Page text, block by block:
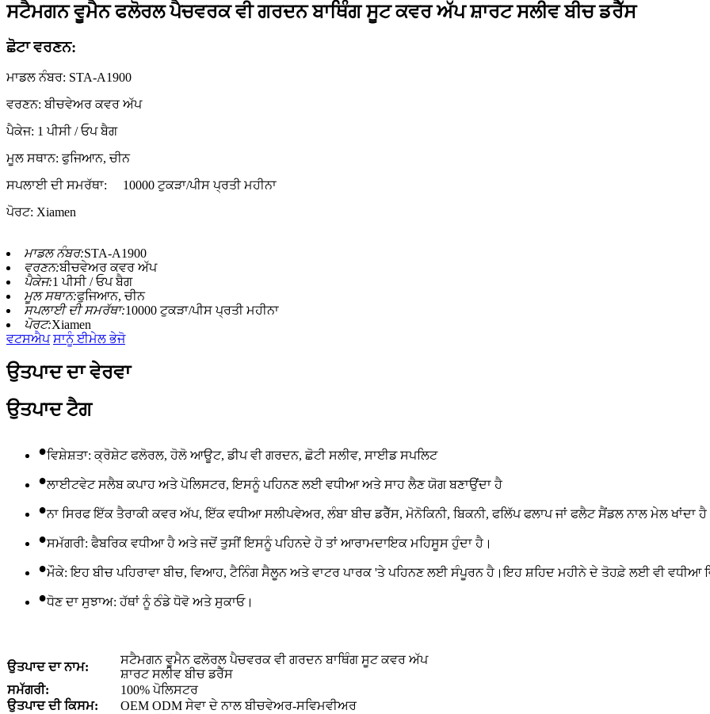
ਸਟੈਮਗਨ ਵੂਮੈਨ ਫਲੋਰਲ ਪੈਚਵਰਕ ਵੀ ਗਰਦਨ ਬਾਥਿੰਗ ਸੂਟ ਕਵਰ ਅੱਪ ਸ਼ਾਰਟ ਸਲੀਵ ਬੀਚ ਡਰੈੱਸ
ਛੋਟਾ ਵਰਣਨ:
ਮਾਡਲ ਨੰਬਰ: STA-A1900
ਵਰਣਨ: ਬੀਚਵੇਅਰ ਕਵਰ ਅੱਪ
ਪੈਕੇਜ: 1 ਪੀਸੀ / ਓਪ ਬੈਗ
ਮੂਲ ਸਥਾਨ: ਫੁਜਿਆਨ, ਚੀਨ
ਸਪਲਾਈ ਦੀ ਸਮਰੱਥਾ:
10000 ਟੁਕੜਾ/ਪੀਸ ਪ੍ਰਤੀ ਮਹੀਨਾ
ਪੋਰਟ: Xiamen
ਮਾਡਲ ਨੰਬਰ:STA-A1900
ਵਰਣਨ:ਬੀਚਵੇਅਰ ਕਵਰ ਅੱਪ
ਪੈਕੇਜ:1 ਪੀਸੀ / ਓਪ ਬੈਗ
ਮੂਲ ਸਥਾਨ:ਫੁਜਿਆਨ, ਚੀਨ
ਸਪਲਾਈ ਦੀ ਸਮਰੱਥਾ:10000 ਟੁਕੜਾ/ਪੀਸ ਪ੍ਰਤੀ ਮਹੀਨਾ
ਪੋਰਟ:Xiamen
ਵਟਸਐਪ ਸਾਨੂੰ ਈਮੇਲ ਭੇਜੋ
ਉਤਪਾਦ ਦਾ ਵੇਰਵਾ
ਉਤਪਾਦ ਟੈਗ
•ਵਿਸ਼ੇਸ਼ਤਾ: ਕ੍ਰੋਸ਼ੇਟ ਫਲੋਰਲ, ਹੋਲੋ ਆਊਟ, ਡੀਪ ਵੀ ਗਰਦਨ, ਛੋਟੀ ਸਲੀਵ, ਸਾਈਡ ਸਪਲਿਟ
•ਲਾਈਟਵੇਟ ਸਲੈਬ ਕਪਾਹ ਅਤੇ ਪੋਲਿਸਟਰ, ਇਸਨੂੰ ਪਹਿਨਣ ਲਈ ਵਧੀਆ ਅਤੇ ਸਾਹ ਲੈਣ ਯੋਗ ਬਣਾਉਂਦਾ ਹੈ
•ਨਾ ਸਿਰਫ ਇੱਕ ਤੈਰਾਕੀ ਕਵਰ ਅੱਪ, ਇੱਕ ਵਧੀਆ ਸਲੀਪਵੇਅਰ, ਲੰਬਾ ਬੀਚ ਡਰੈੱਸ, ਮੋਨੋਕਿਨੀ, ਬਿਕਨੀ, ਫਲਿੱਪ ਫਲਾਪ ਜਾਂ ਫਲੈਟ ਸੈਂਡਲ ਨਾਲ ਮੇਲ ਖਾਂਦਾ
•ਸਮੱਗਰੀ: ਫੈਬਰਿਕ ਵਧੀਆ ਹੈ ਅਤੇ ਜਦੋਂ ਤੁਸੀਂ ਇਸਨੂੰ ਪਹਿਨਦੇ ਹੋ ਤਾਂ ਆਰਾਮਦਾਇਕ ਮਹਿਸੂਸ ਹੁੰਦਾ ਹੈ।
•ਮੌਕੇ: ਇਹ ਬੀਚ ਪਹਿਰਾਵਾ ਬੀਚ, ਵਿਆਹ, ਟੈਨਿੰਗ ਸੈਲੂਨ ਅਤੇ ਵਾਟਰ ਪਾਰਕ 'ਤੇ ਪਹਿਨਣ ਲਈ ਸੰਪੂਰਨ ਹੈ।ਇਹ ਸ਼ਹਿਦ ਮਹੀਨੇ ਦੇ ਤੋਹਫ਼ੇ ਲਈ ਵੀ ਵਧੀਆ
•ਧੋਣ ਦਾ ਸੁਝਾਅ: ਹੱਥਾਂ ਨੂੰ ਠੰਡੇ ਧੋਵੋ ਅਤੇ ਸੁਕਾਓ।
ਉਤਪਾਦ ਦਾ ਨਾਮ:
ਸਟੈਮਗਨ ਵੂਮੈਨ ਫਲੋਰਲ ਪੈਚਵਰਕ ਵੀ ਗਰਦਨ ਬਾਥਿੰਗ ਸੂਟ ਕਵਰ ਅੱਪ
ਸ਼ਾਰਟ ਸਲੀਵ ਬੀਚ ਡਰੈੱਸ
ਸਮੱਗਰੀ:
100% ਪੋਲਿਸਟਰ
ਉਤਪਾਦ ਦੀ ਕਿਸਮ:
OEM ODM ਸੇਵਾ ਦੇ ਨਾਲ ਬੀਚਵੇਅਰ-ਸਵਿਮਵੀਅਰ